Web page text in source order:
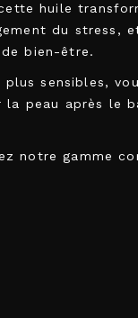
huile
du stress,
bien-être.
sensibles,
peau après le
notre gamme